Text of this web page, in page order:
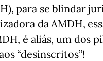
para se blindar
da AMDH,
é aliás, um dos
“desinscritos”!